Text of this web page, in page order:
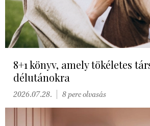
8+1 könyv, amely tökéletes
délutánokra
2026.07.28. 8 perc olvasás